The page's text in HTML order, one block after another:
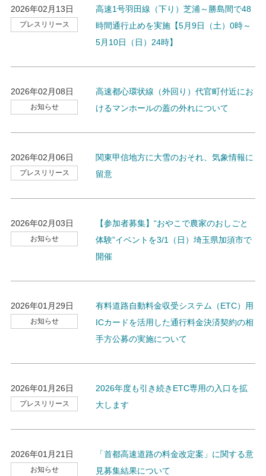
2026年02月13日
プレスリリース
高速1号羽田線（下り）芝浦～勝島間で48
時間通行止めを実施【5月9日（土）0時～
5月10日（日）24時】
2026年02月08日
お知らせ
高速都心環状線（外回り）代官町付近にお
けるマンホールの蓋の外れについて
2026年02月06日
プレスリリース
関東甲信地方に大雪のおそれ、気象情報に
留意
2026年02月03日
お知らせ
【参加者募集】“おやこで農家のおしごと
体験”イベントを3/1（日）埼玉県加須市で
開催
2026年01月29日
お知らせ
有料道路自動料金収受システム（ETC）用
ICカードを活用した通行料金決済契約の相
手方公募の実施について
2026年01月26日
プレスリリース
2026年度も引き続きETC専用の入口を拡
大します
2026年01月21日
お知らせ
「首都高速道路の料金改定案」に関する意
見募集結果について